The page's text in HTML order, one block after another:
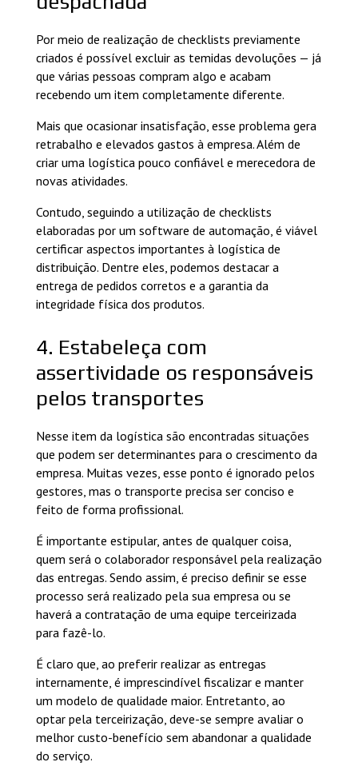
Por meio de realização de checklists previamente
criados é possível excluir as temidas devoluções — já
que várias pessoas compram algo e acabam
recebendo um item completamente diferente.
Mais que ocasionar insatisfação, esse problema gera
retrabalho e elevados gastos à empresa. Além de
criar uma logística pouco confiável e merecedora de
novas atividades.
Contudo, seguindo a utilização de checklists
elaboradas por um software de automação, é viável
certificar aspectos importantes à logística de
distribuição. Dentre eles, podemos destacar a
entrega de pedidos corretos e a garantia da
integridade física dos produtos.
4. Estabeleça com
assertividade os responsáveis
pelos transportes
Nesse item da logística são encontradas situações
que podem ser determinantes para o crescimento da
empresa. Muitas vezes, esse ponto é ignorado pelos
gestores, mas o transporte precisa ser conciso e
feito de forma profissional.
É importante estipular, antes de qualquer coisa,
quem será o colaborador responsável pela realização
das entregas. Sendo assim, é preciso definir se esse
processo será realizado pela sua empresa ou se
haverá a contratação de uma equipe terceirizada
para fazê-lo.
É claro que, ao preferir realizar as entregas
internamente, é imprescindível fiscalizar e manter
um modelo de qualidade maior. Entretanto, ao
optar pela terceirização, deve-se sempre avaliar o
melhor custo-benefício sem abandonar a qualidade
do serviço.